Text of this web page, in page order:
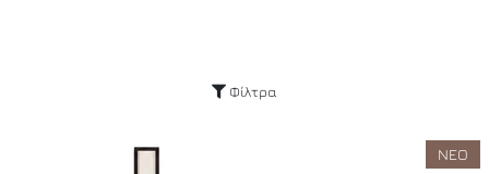
Φίλτρα
ΝΕΟ